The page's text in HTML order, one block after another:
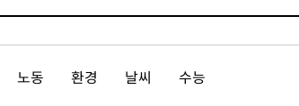
노동 환경 날씨 수능